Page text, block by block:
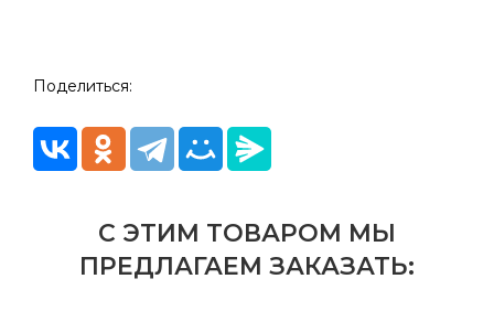
Поделиться:
С ЭТИМ ТОВАРОМ МЫ
ПРЕДЛАГАЕМ ЗАКАЗАТЬ: